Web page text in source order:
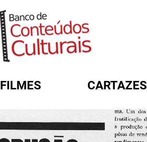
FILMES CARTAZES
FORMULÁRIO DE BUSCA